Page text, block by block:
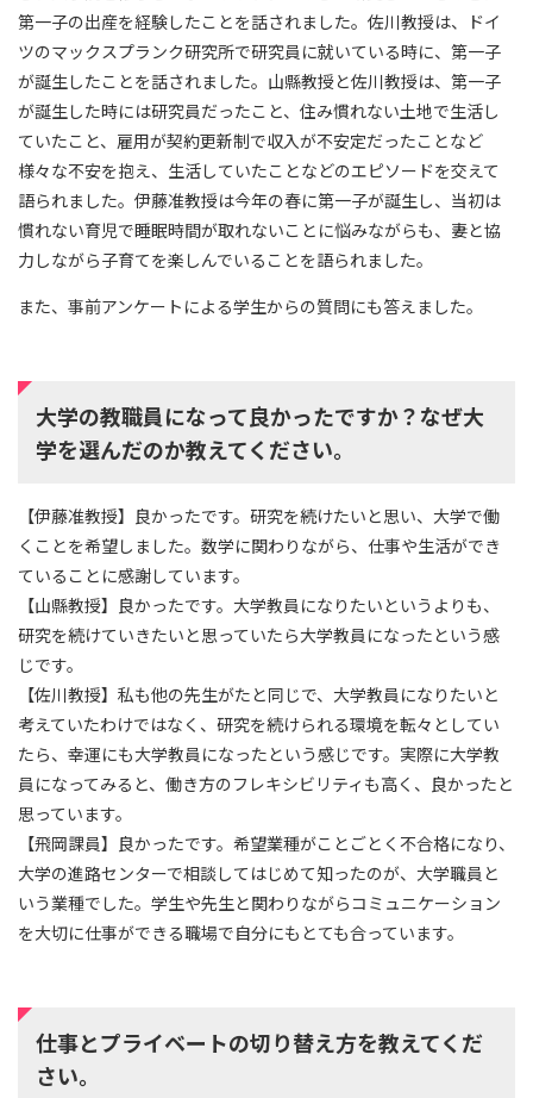
第一子の出産を経験したことを話されました。佐川教授は、ドイ
ツのマックスプランク研究所で研究員に就いている時に、第一子
が誕生したことを話されました。山縣教授と佐川教授は、第一子
が誕生した時には研究員だったこと、住み慣れない土地で生活し
ていたこと、雇用が契約更新制で収入が不安定だったことなど
様々な不安を抱え、生活していたことなどのエピソードを交えて
語られました。伊藤准教授は今年の春に第一子が誕生し、当初は
慣れない育児で睡眠時間が取れないことに悩みながらも、妻と協
力しながら子育てを楽しんでいることを語られました。
また、事前アンケートによる学生からの質問にも答えました。
大学の教職員になって良かったですか？なぜ大
学を選んだのか教えてください。
【伊藤准教授】良かったです。研究を続けたいと思い、大学で働
くことを希望しました。数学に関わりながら、仕事や生活ができ
ていることに感謝しています。
【山縣教授】良かったです。大学教員になりたいというよりも、
研究を続けていきたいと思っていたら大学教員になったという感
じです。
【佐川教授】私も他の先生がたと同じで、大学教員になりたいと
考えていたわけではなく、研究を続けられる環境を転々としてい
たら、幸運にも大学教員になったという感じです。実際に大学教
員になってみると、働き方のフレキシビリティも高く、良かったと
思っています。
【飛岡課員】良かったです。希望業種がことごとく不合格になり、
大学の進路センターで相談してはじめて知ったのが、大学職員と
いう業種でした。学生や先生と関わりながらコミュニケーション
を大切に仕事ができる職場で自分にもとても合っています。
仕事とプライベートの切り替え方を教えてくだ
さい。